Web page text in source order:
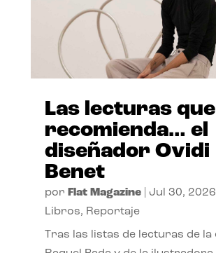
Las lecturas que
recomienda… el
diseñador Ovidi
Benet
por Flat Magazine| Jul 30, 2026
Libros, Reportaje
Tras las listas de lecturas de